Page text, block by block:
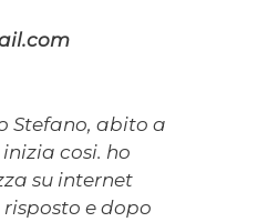
Stefano, abito a
cosi. ho
su internet
e dopo